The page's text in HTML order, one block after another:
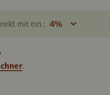
mit ein :
.